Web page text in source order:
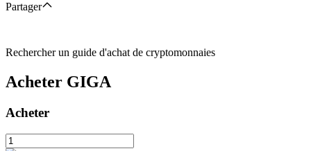
Partager
Rechercher un guide d'achat de cryptomonnaies
Acheter GIGA
Acheter